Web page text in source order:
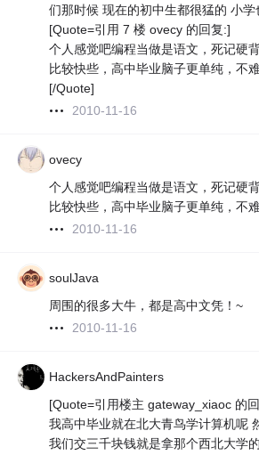
们那时候 现在的初中生都很猛的 小学
[Quote=引用 7 楼 ovecy 的回复:]
个人感觉吧编程当做是语文，死记硬
比较快些，高中毕业脑子更单纯，不
[/Quote]
2010-11-16
ovecy
个人感觉吧编程当做是语文，死记硬
比较快些，高中毕业脑子更单纯，不
2010-11-16
soulJava
周围的很多大牛，都是高中文凭！~
2010-11-16
HackersAndPainters
[Quote=引用楼主 gateway_xiaoc 的
我高中毕业就在北大青鸟学计算机呢
我们交三千块钱就是拿那个西北大学